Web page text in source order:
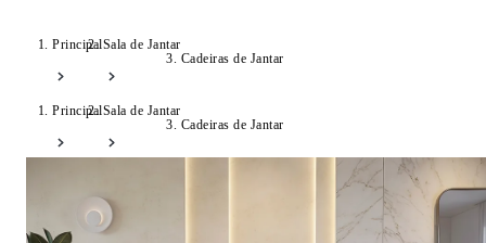
PrincipalSala de Jantar
Cadeiras de Jantar
PrincipalSala de Jantar
Cadeiras de Jantar